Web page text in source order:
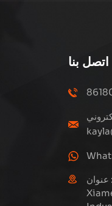
اتصل بنا
:
عنوان : Unit 2, Unit 434, Building 2,